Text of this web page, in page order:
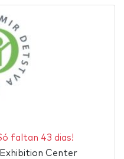
faltan 43 dias!
Center